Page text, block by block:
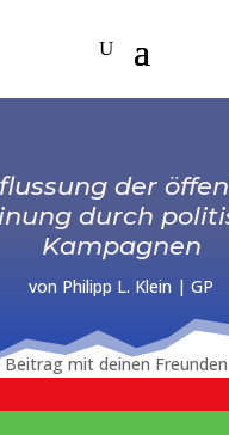
der
durch
Kampagnen
von Philipp L. Klein |GP
Beitrag mit deinen Freunden